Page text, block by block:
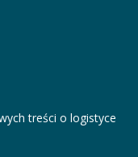
treści o logistyce